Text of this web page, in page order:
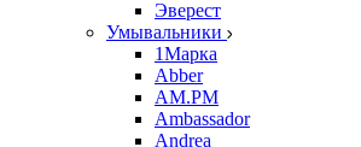
Эверест
Умывальники
1Марка
Abber
AM.PM
Ambassador
Andrea